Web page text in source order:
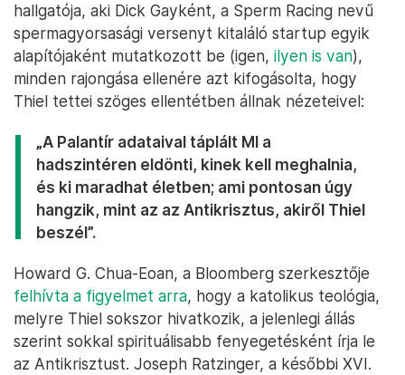
hallgatója, aki Dick Gayként, a Sperm Racing nevű
spermagyorsasági versenyt kitaláló startup egyik
alapítójaként mutatkozott be (igen, ilyen is van),
minden rajongása ellenére azt kifogásolta, hogy
Thiel tettei szöges ellentétben állnak nézeteivel:
„A Palantír adataival táplált MI a
hadszintéren eldönti, kinek kell meghalnia,
és ki maradhat életben; ami pontosan úgy
hangzik, mint az az Antikrisztus, akiről Thiel
beszél”.
Howard G. Chua-Eoan, a Bloomberg szerkesztője
felhívta a figyelmet arra, hogy a katolikus teológia,
melyre Thiel sokszor hivatkozik, a jelenlegi állás
szerint sokkal spirituálisabb fenyegetésként írja le
az Antikrisztust. Joseph Ratzinger, a későbbi XVI.